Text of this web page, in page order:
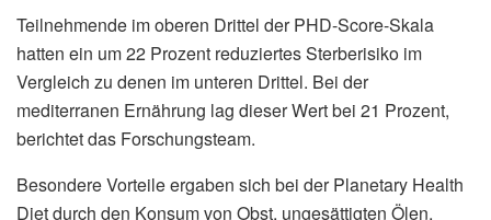
Teilnehmende im oberen Drittel der PHD-Score-Skala
hatten ein um 22 Prozent reduziertes Sterberisiko im
Vergleich zu denen im unteren Drittel. Bei der
mediterranen Ernährung lag dieser Wert bei 21 Prozent,
berichtet das Forschungsteam.
Besondere Vorteile ergaben sich bei der Planetary Health
Diet durch den Konsum von Obst, ungesättigten Ölen,